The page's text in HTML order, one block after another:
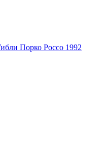
Порко Россо 1992